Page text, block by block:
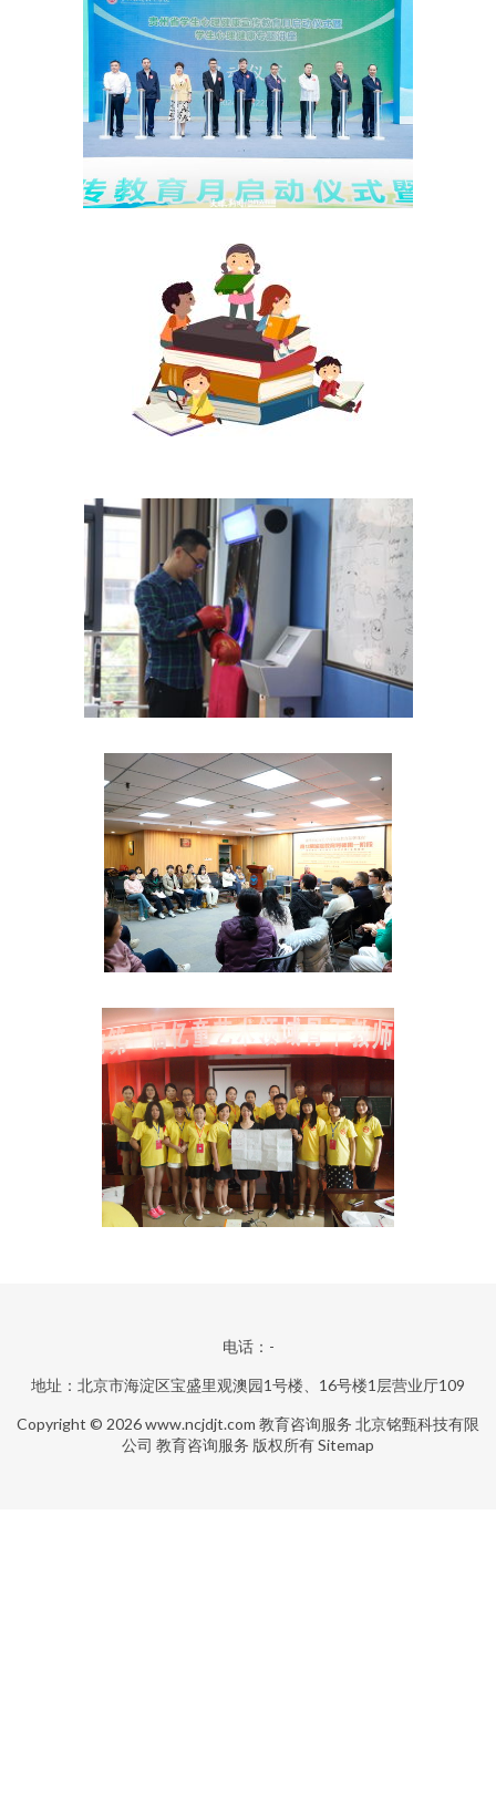
电话：-
地址：北京市海淀区宝盛里观澳园1号楼、16号楼1层营业厅109
Copyright © 2026www.ncjdjt.com 教育咨询服务 北京铭甄科技有限
公司 教育咨询服务 版权所有Sitemap